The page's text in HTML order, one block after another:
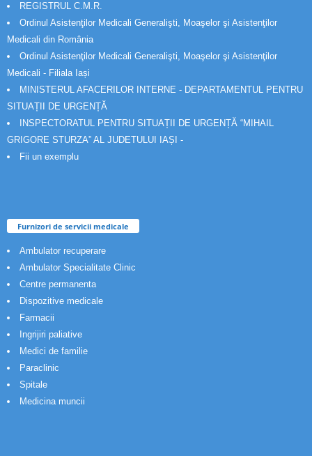
REGISTRUL C.M.R.
Ordinul Asistenţilor Medicali Generalişti, Moaşelor şi Asistenţilor
Medicali din România
Ordinul Asistenţilor Medicali Generalişti, Moaşelor şi Asistenţilor
Medicali - Filiala Iași
MINISTERUL AFACERILOR INTERNE - DEPARTAMENTUL PENTRU
SITUAȚII DE URGENȚĂ
INSPECTORATUL PENTRU SITUAȚII DE URGENȚĂ “MIHAIL
GRIGORE STURZA” AL JUDETULUI IAȘI -
Fii un exemplu
Furnizori de servicii medicale
Ambulator recuperare
Ambulator Specialitate Clinic
Centre permanenta
Dispozitive medicale
Farmacii
Ingrijiri paliative
Medici de familie
Paraclinic
Spitale
Medicina muncii